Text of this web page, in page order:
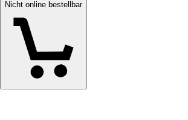
Nicht online bestellbar